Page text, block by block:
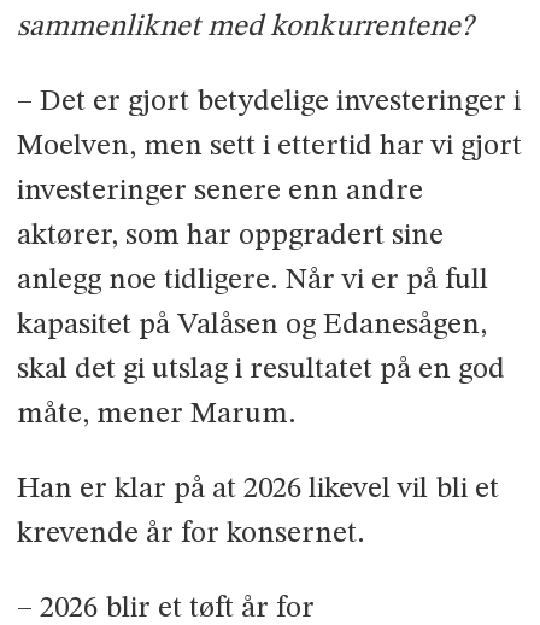
sammenliknet med konkurrentene?
– Det er gjort betydelige investeringer i
Moelven, men sett i ettertid har vi gjort
investeringer senere enn andre
aktører, som har oppgradert sine
anlegg noe tidligere. Når vi er på full
kapasitet på Valåsen og Edanesågen,
skal det gi utslag i resultatet på en god
måte, mener Marum.
Han er klar på at 2026 likevel vil bli et
krevende år for konsernet.
– 2026 blir et tøft år for